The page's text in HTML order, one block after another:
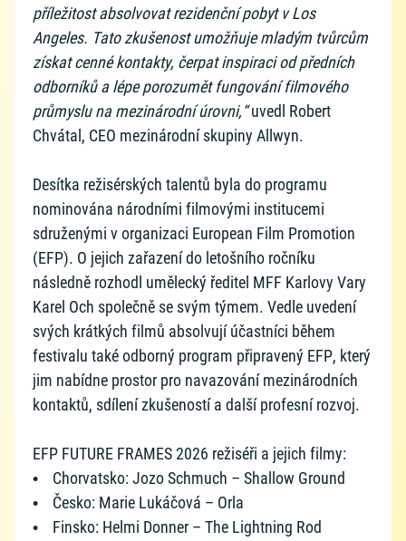
příležitost absolvovat rezidenční pobyt v Los
Angeles. Tato zkušenost umožňuje mladým tvůrcům
získat cenné kontakty, čerpat inspiraci od předních
odborníků a lépe porozumět fungování filmového
průmyslu na mezinárodní úrovni,“uvedl Robert
Chvátal, CEO mezinárodní skupiny Allwyn.
Desítka režisérských talentů byla do programu
nominována národními filmovými institucemi
sdruženými v organizaci European Film Promotion
(EFP). O jejich zařazení do letošního ročníku
následně rozhodl umělecký ředitel MFF Karlovy Vary
Karel Och společně se svým týmem. Vedle uvedení
svých krátkých filmů absolvují účastníci během
festivalu také odborný program připravený EFP, který
jim nabídne prostor pro navazování mezinárodních
kontaktů, sdílení zkušeností a další profesní rozvoj.
EFP FUTURE FRAMES 2026 režiséři a jejich filmy:
• Chorvatsko: Jozo Schmuch – Shallow Ground
• Česko: Marie Lukáčová – Orla
• Finsko: Helmi Donner – The Lightning Rod